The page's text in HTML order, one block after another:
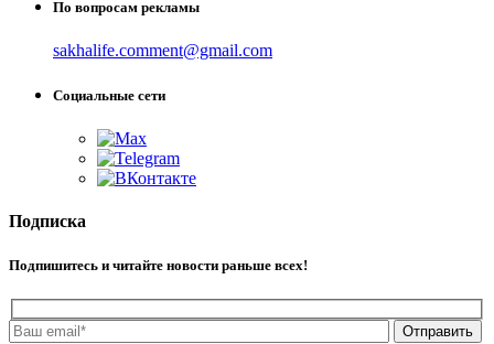
По вопросам рекламы
sakhalife.comment@gmail.com
Социальные сети
Подписка
Подпишитесь и читайте новости раньше всех!
Отправить